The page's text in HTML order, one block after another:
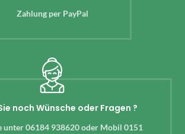
Zahlung per PayPal
noch Wünsche oder Fragen ?
unter 06184 938620 oder Mobil 0151